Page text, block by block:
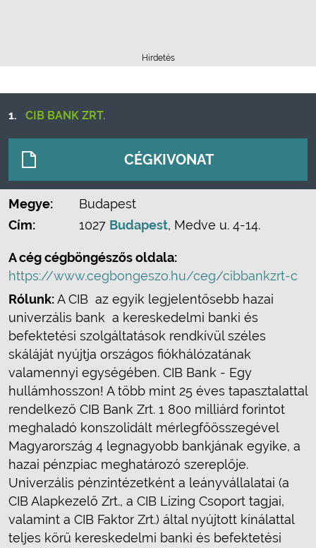
Hirdetés
1. CIB BANK ZRT.
CÉGKIVONAT
Megye:
Budapest
Cím:
1027 Budapest, Medve u. 4-14.
A cég cégböngészős oldala:
https://www.cegbongeszo.hu/ceg/cibbankzrt-c
Rólunk:A CIB  az egyik legjelentősebb hazai
univerzális bank  a kereskedelmi banki és
befektetési szolgáltatások rendkívül széles
skáláját nyújtja országos fiókhálózatának
valamennyi egységében. CIB Bank - Egy
hullámhosszon! A több mint 25 éves tapasztalattal
rendelkező CIB Bank Zrt. 1 800 milliárd forintot
meghaladó konszolidált mérlegfőösszegével
Magyarország 4 legnagyobb bankjának egyike, a
hazai pénzpiac meghatározó szereplője.
Univerzális pénzintézetként a leányvállalatai (a
CIB Alapkezelő Zrt., a CIB Lízing Csoport tagjai,
valamint a CIB Faktor Zrt.) által nyújtott kínálattal
teljes körű kereskedelmi banki és befektetési